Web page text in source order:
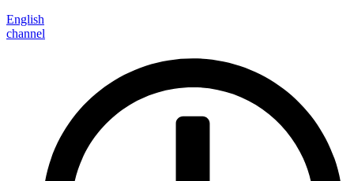
English
channel